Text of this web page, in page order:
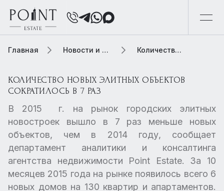
Главная Новости и обзоры Количество новых элитных объектов сократилось в 7 раз
КОЛИЧЕСТВО НОВЫХ ЭЛИТНЫХ ОБЪЕКТОВ
СОКРАТИЛОСЬ В 7 РАЗ
В 2015 г. на рынок городских элитных
новостроек вышло в 7 раз меньше новых
объектов, чем в 2014 году, сообщает
департамент аналитики и консалтинга
агентства недвижимости Point Estate. За 10
месяцев 2015 года на рынке появилось всего 6
новых домов на 130 квартир и апартаментов.